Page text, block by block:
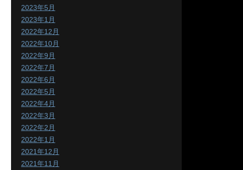
2023年5月
2023年1月
2022年12月
2022年10月
2022年9月
2022年7月
2022年6月
2022年5月
2022年4月
2022年3月
2022年2月
2022年1月
2021年12月
2021年11月